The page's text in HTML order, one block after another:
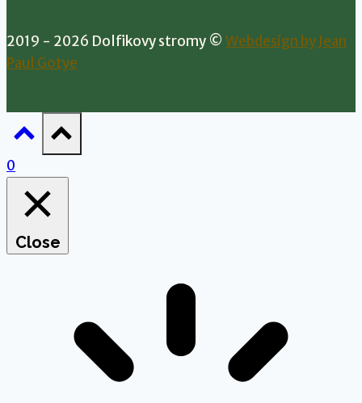
2019 - 2026 Dolfikovy stromy © Webdesign by Jean
Paul Gotye
0
Close